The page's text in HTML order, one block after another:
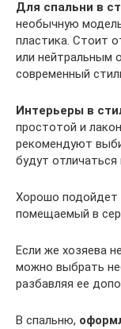
Для спальни в
необычную
пластика. Стоит
или нейтральным
современный
Интерьеры в
простотой и
рекомендуют
будут
Хорошо подойдет
помещаемый в
Если же хозяева
можно выбрать
разбавляя ее
В спальню,